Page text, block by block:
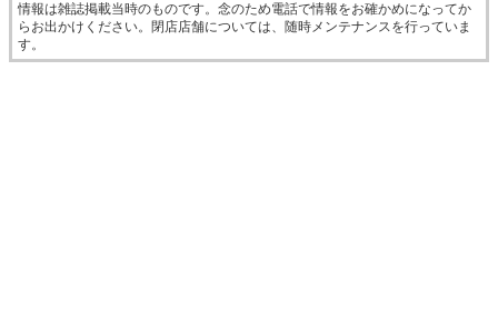
情報は雑誌掲載当時のものです。念のため電話で情報をお確かめになってか
らお出かけください。閉店店舗については、随時メンテナンスを行っていま
す。